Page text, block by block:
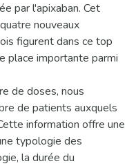
par l'apixaban. Cet
nouveaux
figurent dans ce top
place importante parmi
de doses, nous
de patients auxquels
information offre une
typologie des
la durée du